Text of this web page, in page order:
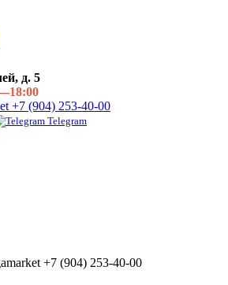
д. 5
+7 (904) 253-40-00
Telegram
+7 (904) 253-40-00